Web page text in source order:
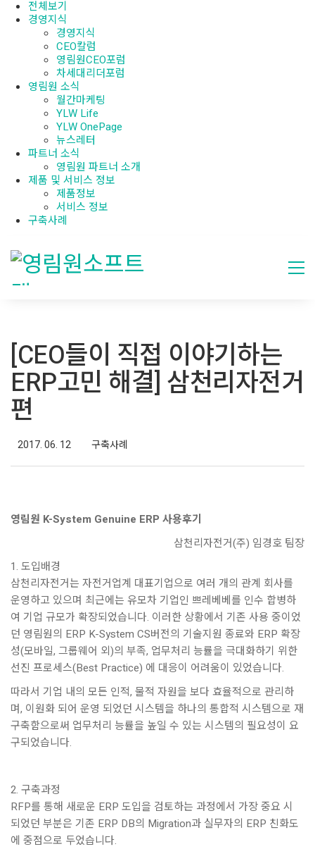
전체보기
경영지식
경영지식
CEO칼럼
영림원CEO포럼
차세대리더포럼
영림원 소식
월간마케팅
YLW Life
YLW OnePage
뉴스레터
파트너 소식
영림원 파트너 소개
제품 및 서비스 정보
제품정보
서비스 정보
구축사례
[CEO들이 직접 이야기하는
ERP고민 해결] 삼천리자전거
편
2017. 06. 12 구축사례
영림원 K-System Genuine ERP 사용후기
삼천리자전거(주) 임경호 팀장
1. 도입배경
삼천리자전거는 자전거업계 대표기업으로 여러 개의 관계 회사를
운영하고 있으며 최근에는 유모차 기업인 쁘레베베를 인수 합병하
여 기업 규모가 확장되었습니다. 이러한 상황에서 기존 사용 중이었
던 영림원의 ERP K-System CS버전의 기술지원 종료와 ERP 확장
성(모바일, 그룹웨어 외)의 부족, 업무처리 능률을 극대화하기 위한
선진 프로세스(Best Practice) 에 대응이 어려움이 있었습니다.
따라서 기업 내의 모든 인적, 물적 자원을 보다 효율적으로 관리하
며, 이원화 되어 운영 되었던 시스템을 하나의 통합적 시스템으로 재
구축함으로써 업무처리 능률을 높일 수 있는 시스템의 필요성이 요
구되었습니다.
2. 구축과정
RFP를 통해 새로운 ERP 도입을 검토하는 과정에서 가장 중요 시
되었던 부분은 기존 ERP DB의 Migration과 실무자의 ERP 친화도
에 중점으로 두었습니다.